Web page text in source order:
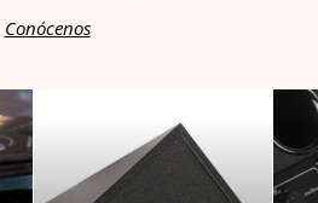
Conócenos